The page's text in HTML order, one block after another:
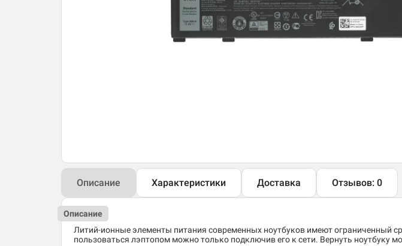
Описание Характеристики Доставка Отзывов: 0
Описание
Литий-ионные элементы питания современных ноутбуков имеют ограниченный
пользоваться лэптопом можно только подключив его к сети. Вернуть ноутбуку